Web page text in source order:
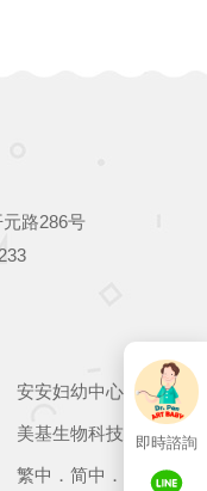
路286号
安安妇幼中心
美基生物科技
繁中 ． 简中 ．
即時諮詢